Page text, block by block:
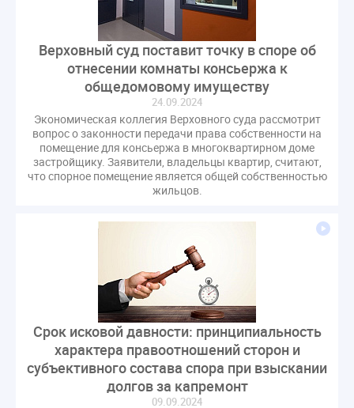
Верховный суд поставит точку в споре об
отнесении комнаты консьержа к
общедомовому имуществу
24.09.2024
Экономическая коллегия Верховного суда рассмотрит
вопрос о законности передачи права собственности на
помещение для консьержа в многоквартирном доме
застройщику. Заявители, владельцы квартир, считают,
что спорное помещение является общей собственностью
жильцов.
Срок исковой давности: принципиальность
характера правоотношений сторон и
субъективного состава спора при взыскании
долгов за капремонт
09.09.2024